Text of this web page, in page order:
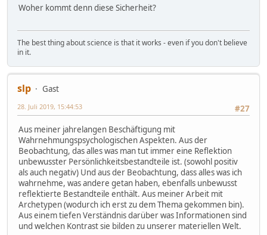
Woher kommt denn diese Sicherheit?
The best thing about science is that it works - even if you don't believe
in it.
slp
Gast
#27
28. Juli 2019, 15:44:53
Aus meiner jahrelangen Beschäftigung mit
Wahrnehmungspsychologischen Aspekten. Aus der
Beobachtung, das alles was man tut immer eine Reflektion
unbewusster Persönlichkeitsbestandteile ist. (sowohl positiv
als auch negativ) Und aus der Beobachtung, dass alles was ich
wahrnehme, was andere getan haben, ebenfalls unbewusst
reflektierte Bestandteile enthält. Aus meiner Arbeit mit
Archetypen (wodurch ich erst zu dem Thema gekommen bin).
Aus einem tiefen Verständnis darüber was Informationen sind
und welchen Kontrast sie bilden zu unserer materiellen Welt.